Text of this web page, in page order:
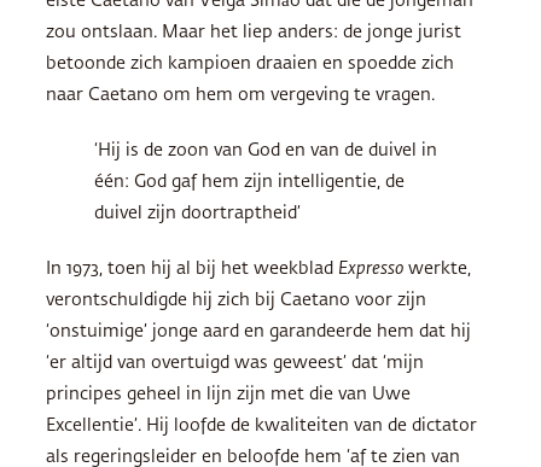
zou ontslaan. Maar het liep anders: de jonge jurist
betoonde zich kampioen draaien en spoedde zich
naar Caetano om hem om vergeving te vragen.
‘Hij is de zoon van God en van de duivel in
één: God gaf hem zijn intelligentie, de
duivel zijn doortraptheid’
In 1973, toen hij al bij het weekblad Expresso werkte,
verontschuldigde hij zich bij Caetano voor zijn
‘onstuimige’ jonge aard en garandeerde hem dat hij
‘er altijd van overtuigd was geweest’ dat ‘mijn
principes geheel in lijn zijn met die van Uwe
Excellentie’. Hij loofde de kwaliteiten van de dictator
als regeringsleider en beloofde hem ‘af te zien van